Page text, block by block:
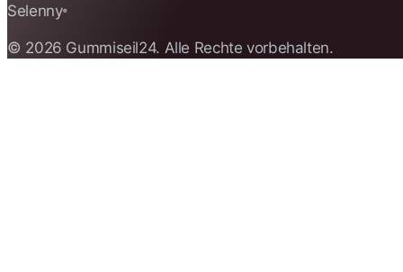
Selenny®
© 2026 Gummiseil24. Alle Rechte vorbehalten.